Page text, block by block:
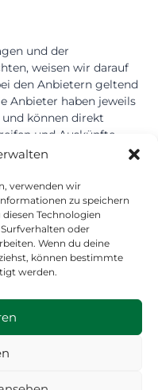
verwenden wir
zu speichern
Technologien
oder
Wenn du deine
können bestimmte
werden.
und der
weisen wir darauf
den Anbietern geltend
Anbieter haben jeweils
können direkt
und Auskünfte
benötigen, dann können
4 Grand Canal Square,
–
about
settings?